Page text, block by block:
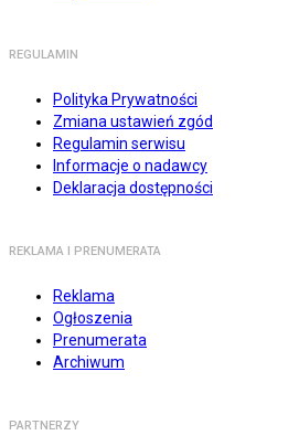
REGULAMIN
Polityka Prywatności
Zmiana ustawień zgód
Regulamin serwisu
Informacje o nadawcy
Deklaracja dostępności
REKLAMA I PRENUMERATA
Reklama
Ogłoszenia
Prenumerata
Archiwum
PARTNERZY